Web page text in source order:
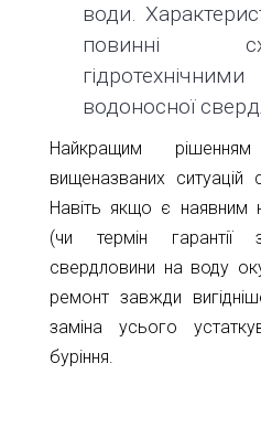
води.
повинні
водоносної
Найкращим
вищеназваних ситуацій
Навіть якщо є наявним
(чи термін гарантії
свердловини на воду
ремонт завжди
заміна усього
буріння.